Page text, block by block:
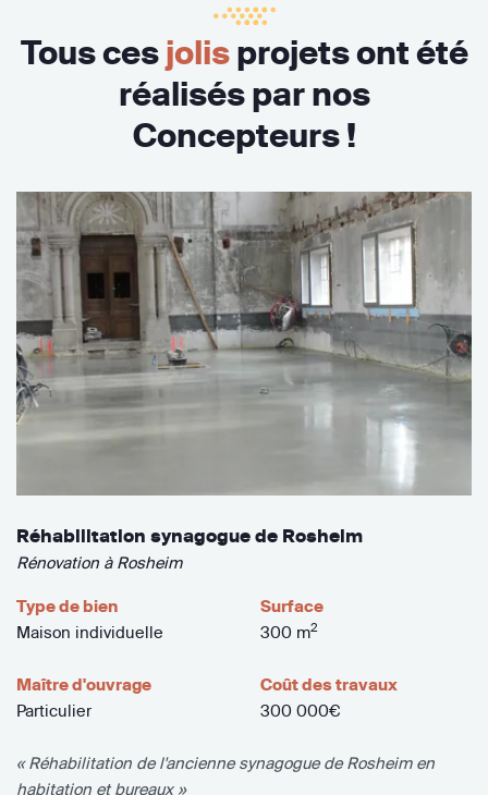
Tous cesjolisprojets ont été
réalisés par nos
Concepteurs !
Réhabilitation synagogue de Rosheim
Rénovation à Rosheim
Type de bien
Maison individuelle
Surface
300 m2
Maître d'ouvrage
Particulier
Coût des travaux
300 000€
« Réhabilitation de l'ancienne synagogue de Rosheim en
habitation et bureaux »